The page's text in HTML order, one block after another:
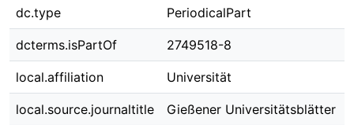
dc.type PeriodicalPart
dcterms.isPartOf 2749518-8
local.affiliation Universität
local.source.journaltitle Gießener Universitätsblätter